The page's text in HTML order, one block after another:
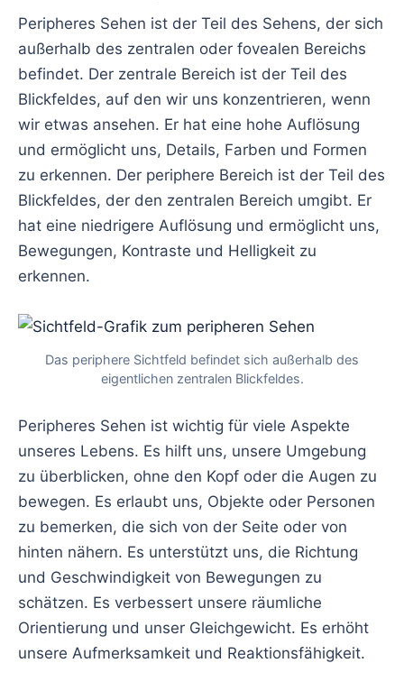
Peripheres Sehen ist der Teil des Sehens, der sich
außerhalb des zentralen oder fovealen Bereichs
befindet. Der zentrale Bereich ist der Teil des
Blickfeldes, auf den wir uns konzentrieren, wenn
wir etwas ansehen. Er hat eine hohe Auflösung
und ermöglicht uns, Details, Farben und Formen
zu erkennen. Der periphere Bereich ist der Teil des
Blickfeldes, der den zentralen Bereich umgibt. Er
hat eine niedrigere Auflösung und ermöglicht uns,
Bewegungen, Kontraste und Helligkeit zu
erkennen.
Das periphere Sichtfeld befindet sich außerhalb des
eigentlichen zentralen Blickfeldes.
Peripheres Sehen ist wichtig für viele Aspekte
unseres Lebens. Es hilft uns, unsere Umgebung
zu überblicken, ohne den Kopf oder die Augen zu
bewegen. Es erlaubt uns, Objekte oder Personen
zu bemerken, die sich von der Seite oder von
hinten nähern. Es unterstützt uns, die Richtung
und Geschwindigkeit von Bewegungen zu
schätzen. Es verbessert unsere räumliche
Orientierung und unser Gleichgewicht. Es erhöht
unsere Aufmerksamkeit und Reaktionsfähigkeit.